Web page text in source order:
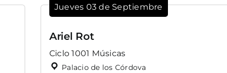
Jueves 03 de Septiembre
Ariel Rot
Ciclo 1001 Músicas
Palacio de los Córdova